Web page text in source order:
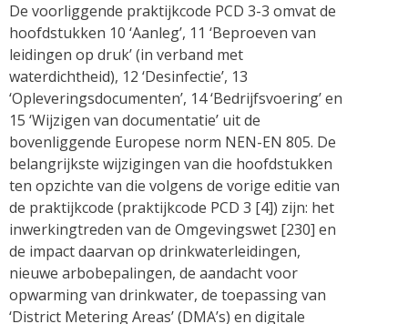
De voorliggende praktijkcode PCD 3-3 omvat de
hoofdstukken 10 ‘Aanleg’, 11 ‘Beproeven van
leidingen op druk’ (in verband met
waterdichtheid), 12 ‘Desinfectie’, 13
‘Opleveringsdocumenten’, 14 ‘Bedrijfsvoering’ en
15 ‘Wijzigen van documentatie’ uit de
bovenliggende Europese norm NEN-EN 805. De
belangrijkste wijzigingen van die hoofdstukken
ten opzichte van die volgens de vorige editie van
de praktijkcode (praktijkcode PCD 3 [4]) zijn: het
inwerkingtreden van de Omgevingswet [230] en
de impact daarvan op drinkwaterleidingen,
nieuwe arbobepalingen, de aandacht voor
opwarming van drinkwater, de toepassing van
‘District Metering Areas’ (DMA’s) en digitale